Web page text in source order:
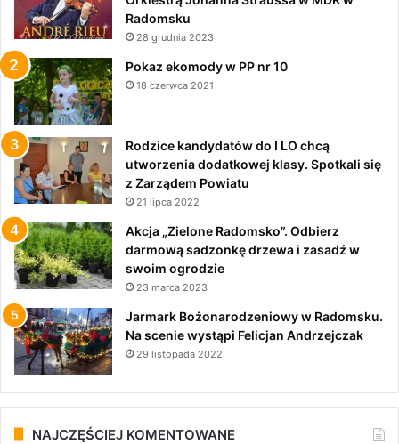
Radomsku
28 grudnia 2023
Pokaz ekomody w PP nr 10
18 czerwca 2021
Rodzice kandydatów do I LO chcą
utworzenia dodatkowej klasy. Spotkali się
z Zarządem Powiatu
21 lipca 2022
Akcja „Zielone Radomsko”. Odbierz
darmową sadzonkę drzewa i zasadź w
swoim ogrodzie
23 marca 2023
Jarmark Bożonarodzeniowy w Radomsku.
Na scenie wystąpi Felicjan Andrzejczak
29 listopada 2022
NAJCZĘŚCIEJ KOMENTOWANE